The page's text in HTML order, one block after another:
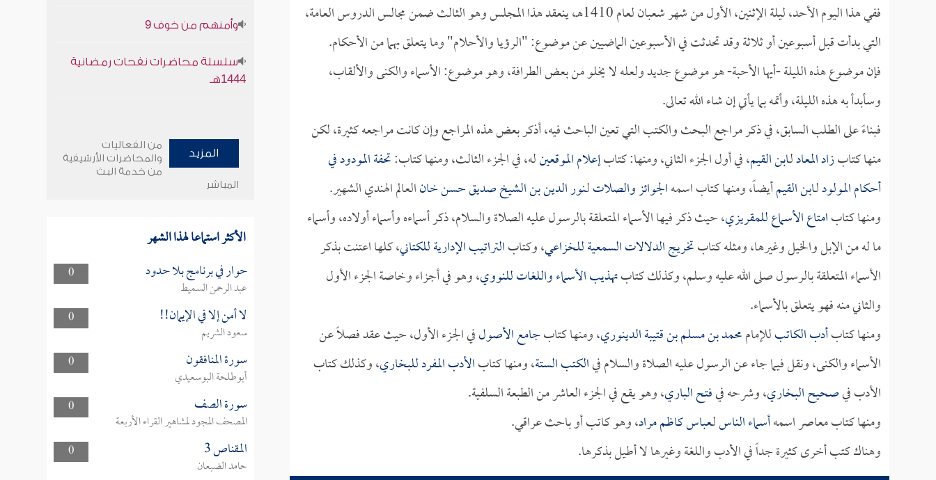
ففي هذا اليوم الأحد، ليلة الإثنين، الأول من شهر شعبان لعام 1410هـ، ينعقد هذا المجلس وهو الثالث ضمن مجالس الدروس العامة،
التي بدأت قبل أسبوعين أو ثلاثة وقد تحدثت في الأسبوعين الماضيين عن موضوع: "الرؤيا والأحلام" وما يتعلق بهما من الأحكام.
فإن موضوع هذه الليلة -أيها الأحبة- هو موضوع جديد ولعله لا يخلو من بعض الطرافة، وهو موضوع: الأسماء والكنى والألقاب،
وسأبدأ به هذه الليلة، وأتمه بما يأتي إن شاء الله تعالى.
فبناءً على الطلب السابق، في ذكر مراجع البحث والكتب التي تعين الباحث فيه، أذكر بعض هذه المراجع وإن كانت مراجعه كثيرة، لكن
منها كتابزاد المعادلـابن القيم، في أول الجزء الثاني، ومنها: كتابإعلام الموقعينله، في الجزء الثالث، ومنها كتاب:تحفة المودود في
أحكام المولودلـابن القيمأيضاً، ومنها كتاب اسمهالجوائز والصلاتلـنور الدين بن الشيخ صديق حسن خانالعالم الهندي الشهير.
ومنها كتابامتاع الأسماعللمقريزي، حيث ذكر فيها الأسماء المتعلقة بالرسول عليه الصلاة والسلام، ذكر أسماءه وأسماء أولاده، وأسماء
ما له من الإبل والخيل وغيرها، ومثله كتابتخريج الدلالات السمعيةللخزاعي، وكتابالتراتيب الإداريةللكتاني، كلها اعتنت بذكر
الأسماء المتعلقة بالرسول صلى الله عليه وسلم، وكذلك كتابتهذيب الأسماء واللغاتللنووي، وهو في أجزاء وخاصة الجزء الأول
والثاني منه فهو يتعلق بالأسماء.
ومنها كتابأدب الكاتبللإماممحمد بن مسلم بن قتيبة الدينوري، ومنها كتابجامع الأصولفي الجزء الأول، حيث عقد فصلاً عن
الأسماء والكنى، ونقل فيما جاء عن الرسول عليه الصلاة والسلام فيالكتب الستة، ومنها كتابالأدب المفردللبخاري، وكذلك كتاب
الأدب فيصحيح البخاري، وشرحه فيفتح الباري، وهو يقع في الجزء العاشر من الطبعة السلفية.
ومنها كتاب معاصر اسمهأسماء الناسلـعباس كاظم مراد، وهو كاتب أو باحث عراقي.
وهناك كتب أخرى كثيرة جداً في الأدب واللغة وغيرها لا أطيل بذكرها.
وأمنهم من خوف 9
سلسلة محاضرات نفحات رمضانية
1444هـ
المزيد
من الفعاليات
والمحاضرات الأرشيفية
من خدمة البث
المباشر
الأكثر استماعا لهذا الشهر
0 حوار في برنامج بلا حدود
عبد الرحمن السميط
0
لا أمن إلا في الإيمان!!
سعود الشريم
0
سورة المنافقون
أبوطلحة البوسعيدي
0
سورة الصف
المصحف المجود لمشاهير القراء الأربعة
0
المقناص 3
حامد الضبعان